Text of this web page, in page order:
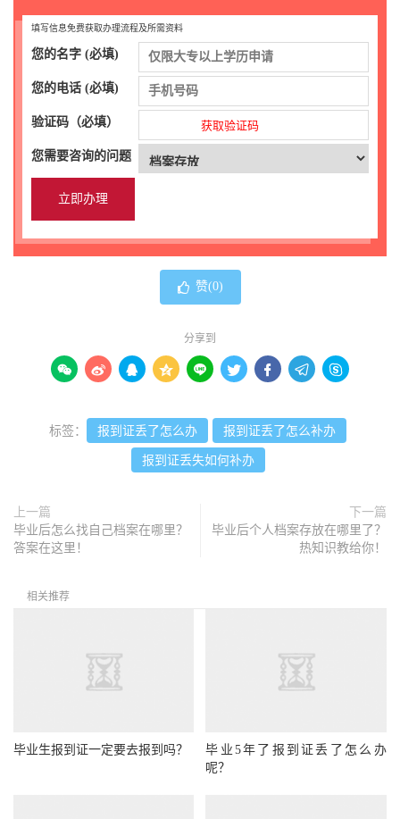
填写信息免费获取办理流程及所需资料
您的名字 (必填)
您的电话 (必填)
验证码（必填） 获取验证码
您需要咨询的问题
赞(0)
分享到
        
标签： 报到证丢了怎么办 报到证丢了怎么补办
报到证丢失如何补办
上一篇
毕业后怎么找自己档案在哪里？
答案在这里！
下一篇
毕业后个人档案存放在哪里了？
热知识教给你！
相关推荐
毕业生报到证一定要去报到吗？
毕业5年了报到证丢了怎么办
呢？